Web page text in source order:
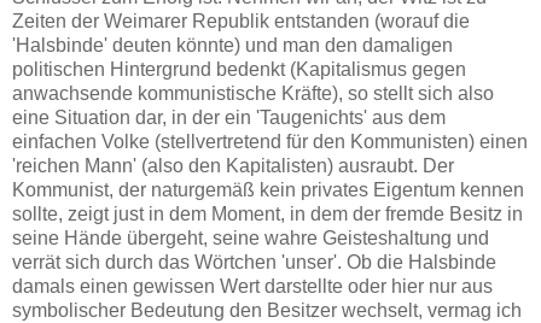
Zeiten der Weimarer Republik entstanden (worauf die
'Halsbinde' deuten könnte) und man den damaligen
politischen Hintergrund bedenkt (Kapitalismus gegen
anwachsende kommunistische Kräfte), so stellt sich also
eine Situation dar, in der ein 'Taugenichts' aus dem
einfachen Volke (stellvertretend für den Kommunisten) einen
'reichen Mann' (also den Kapitalisten) ausraubt. Der
Kommunist, der naturgemäß kein privates Eigentum kennen
sollte, zeigt just in dem Moment, in dem der fremde Besitz in
seine Hände übergeht, seine wahre Geisteshaltung und
verrät sich durch das Wörtchen 'unser'. Ob die Halsbinde
damals einen gewissen Wert darstellte oder hier nur aus
symbolischer Bedeutung den Besitzer wechselt, vermag ich